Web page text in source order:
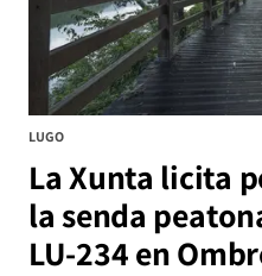
LUGO
La Xunta licita
la senda
LU-234 en